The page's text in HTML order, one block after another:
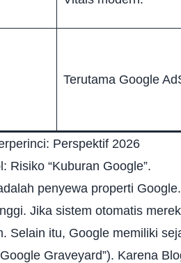
Terutama Google
Perspektif 2026
Risiko “Kuburan Google”.
penyewa properti
Jika sistem otomatis
Selain itu, Google memiliki
Graveyard”). Karena